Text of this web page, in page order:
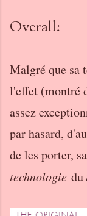
Overall:
Malgré que sa
l'effet (montré
assez
par hasard,
de les porter,
technologie du